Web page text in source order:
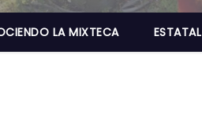
LA MIXTECA ESTATAL